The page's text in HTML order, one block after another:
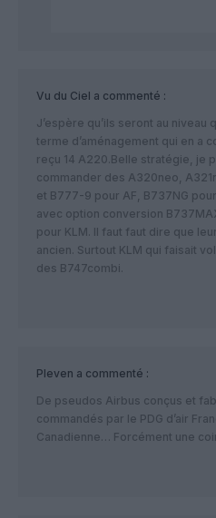
Vu du Ciel a commenté :
J’espère qu’ils seront au niveau
terme d’aménagement qui en a
reçu 14 A220.Belle stratégie, je
commander des A320neo,
et B777-9 pour AF, B737NG
avec option conversion
pour KLM. Il faut faut dire que
ancien. Surtout KLM qui faisait
des B747combi.
Pleven a commenté :
De pseudos Airbus conçus et
commandés par le PDG d’air
Canadienne… Forcément une